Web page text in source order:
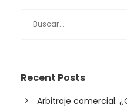
Recent Posts
Arbitraje comercial: